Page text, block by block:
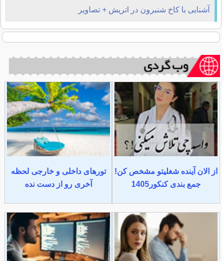
آشنایی با کاخ شنبرون در اتریش + تصاویر
از الان آینده شغلیتو مشخص کن!
جمع بندی کنکور1405
تورهای داخلی و خارجی لحظه
آخری رو از دست نده